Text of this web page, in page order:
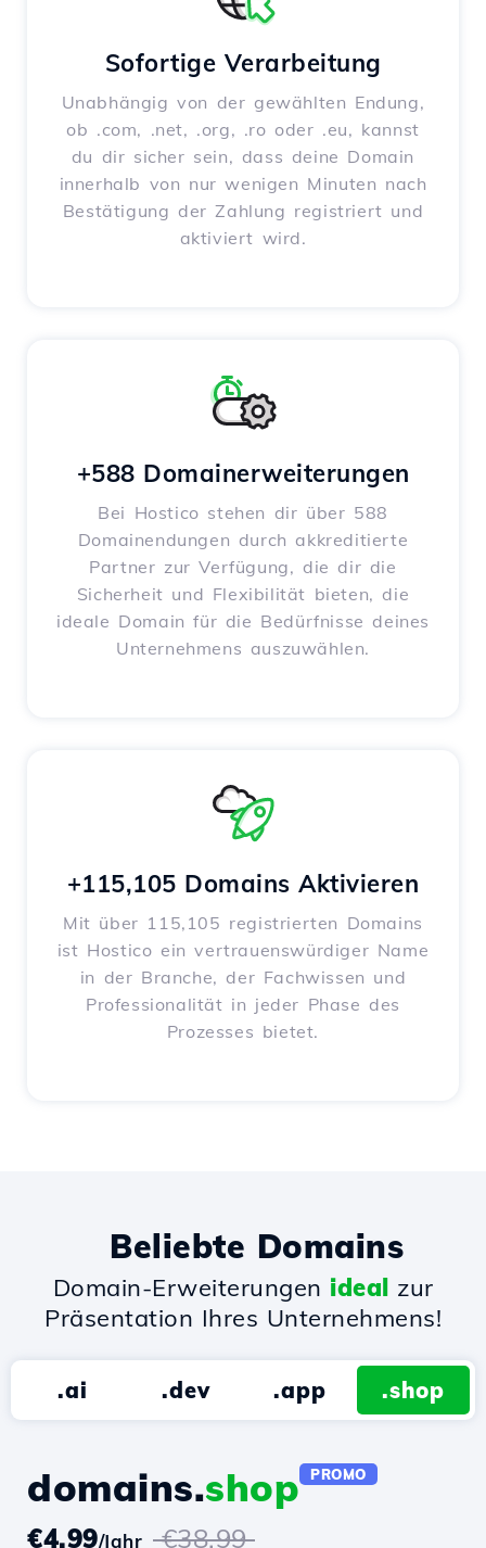
Sofortige Verarbeitung
Unabhängig von der gewählten Endung,
ob .com, .net, .org, .ro oder .eu, kannst
du dir sicher sein, dass deine Domain
innerhalb von nur wenigen Minuten nach
Bestätigung der Zahlung registriert und
aktiviert wird.
+588 Domainerweiterungen
Bei Hostico stehen dir über 588
Domainendungen durch akkreditierte
Partner zur Verfügung, die dir die
Sicherheit und Flexibilität bieten, die
ideale Domain für die Bedürfnisse deines
Unternehmens auszuwählen.
+115,105 Domains Aktivieren
Mit über 115,105 registrierten Domains
ist Hostico ein vertrauenswürdiger Name
in der Branche, der Fachwissen und
Professionalität in jeder Phase des
Prozesses bietet.
Beliebte Domains
Domain-Erweiterungen ideal zur
Präsentation Ihres Unternehmens!
.ai .dev .app .shop
domains.shop PROMO
€4.99/Jahr €38.99